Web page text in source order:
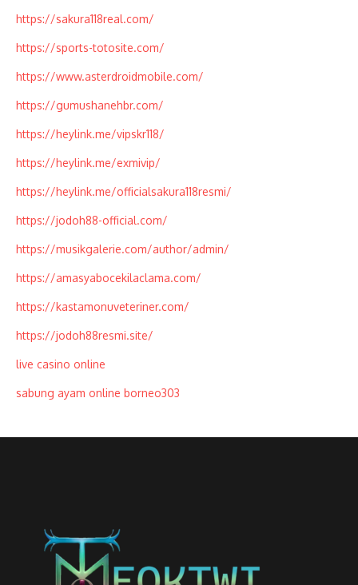
https://sakura118real.com/
https://sports-totosite.com/
https://www.asterdroidmobile.com/
https://gumushanehbr.com/
https://heylink.me/vipskr118/
https://heylink.me/exmivip/
https://heylink.me/officialsakura118resmi/
https://jodoh88-official.com/
https://musikgalerie.com/author/admin/
https://amasyabocekilaclama.com/
https://kastamonuveteriner.com/
https://jodoh88resmi.site/
live casino online
sabung ayam online borneo303